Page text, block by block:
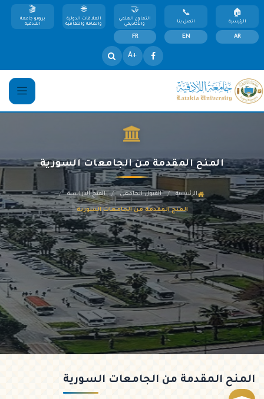
الرئيسية اتصل بنا
التعاون العلمي
والأكاديمي
العلاقات الدولية
والعامة والثقافية
برومو جامعة
اللاذقية
AR
EN
FR
+A
المنح المقدمة من الجامعات السورية
الرئيسية / القبول الجامعي / المنح الدراسية /
المنح المقدمة من الجامعات السورية
المنح المقدمة من الجامعات السورية